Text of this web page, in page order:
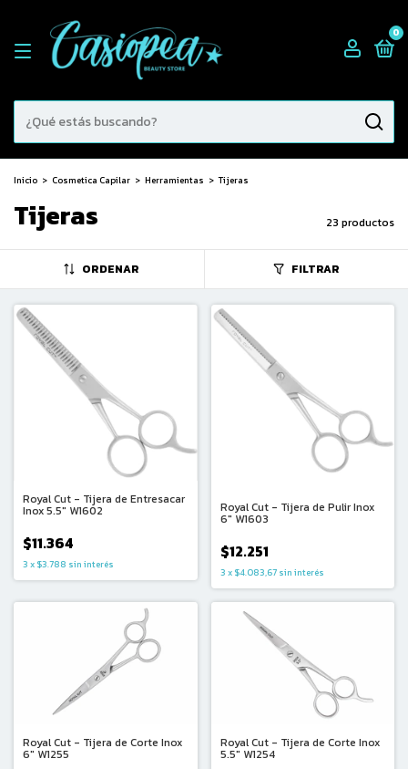
0
Inicio > Cosmetica Capilar > Herramientas > Tijeras
Tijeras 23 productos
ORDENAR FILTRAR
Royal Cut - Tijera de Entresacar
Inox 5.5" W1602
$11.364
3 x $3.788 sin interés
Royal Cut - Tijera de Pulir Inox
6" W1603
$12.251
3 x $4.083,67 sin interés
Royal Cut - Tijera de Corte Inox
6" W1255
Royal Cut - Tijera de Corte Inox
5.5" W1254